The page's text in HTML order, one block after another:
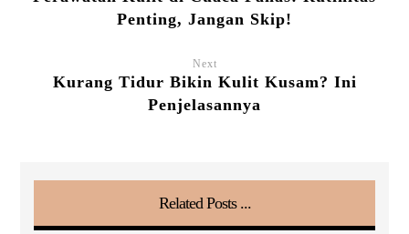
Penting, Jangan Skip!
Next
Kurang Tidur Bikin Kulit Kusam? Ini
Penjelasannya
Related Posts ...